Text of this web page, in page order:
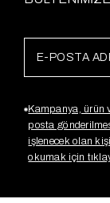
Kampanya, ürün
posta
işlenecek olan
okumak için